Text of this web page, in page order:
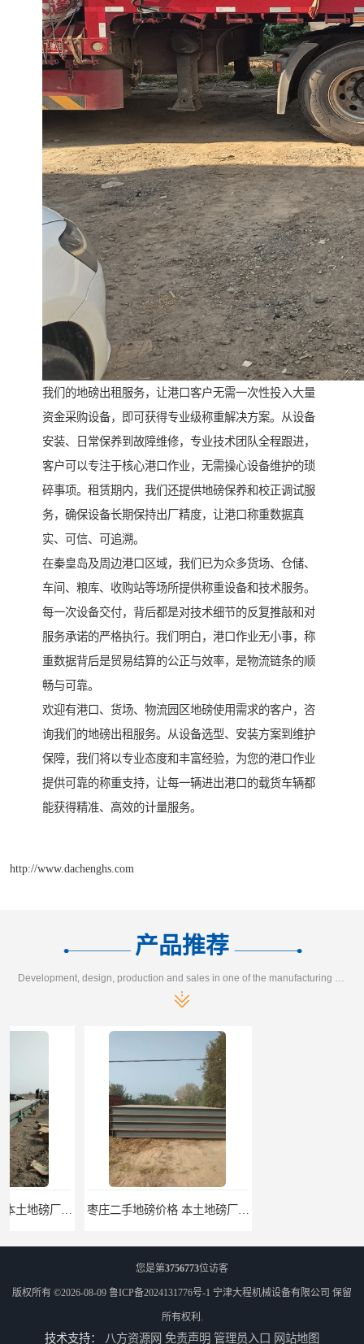
我们的地磅出租服务，让港口客户无需一次性投入大量
资金采购设备，即可获得专业级称重解决方案。从设备
安装、日常保养到故障维修，专业技术团队全程跟进，
客户可以专注于核心港口作业，无需操心设备维护的琐
碎事项。租赁期内，我们还提供地磅保养和校正调试服
务，确保设备长期保持出厂精度，让港口称重数据真
实、可信、可追溯。
在秦皇岛及周边港口区域，我们已为众多货场、仓储、
车间、粮库、收购站等场所提供称重设备和技术服务。
每一次设备交付，背后都是对技术细节的反复推敲和对
服务承诺的严格执行。我们明白，港口作业无小事，称
重数据背后是贸易结算的公正与效率，是物流链条的顺
畅与可靠。
欢迎有港口、货场、物流园区地磅使用需求的客户，咨
询我们的地磅出租服务。从设备选型、安装方案到维护
保障，我们将以专业态度和丰富经验，为您的港口作业
提供可靠的称重支持，让每一辆进出港口的载货车辆都
能获得精准、高效的计量服务。
http://www.dachenghs.com
产品推荐
枣庄二手地磅价格 本土地磅厂100秒报价 滨州二手地磅价格 价格优惠
您是第3756773位访客
版权所有 ©2026-08-09 鲁ICP备2024131776号-1 宁津大程机械设备有限公司 保留
所有权利.
技术支持： 八方资源网 免责声明 管理员入口 网站地图